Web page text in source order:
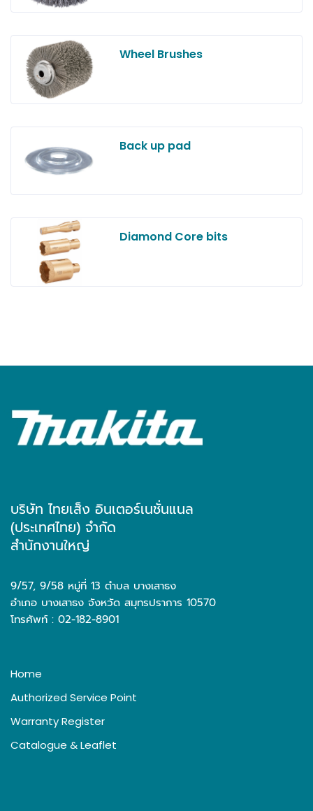
Wheel Brushes
Back up pad
Diamond Core bits
บริษัท ไทยเส็ง อินเตอร์เนชั่นแนล
(ประเทศไทย) จำกัด
สำนักงานใหญ่
9/57, 9/58 หมู่ที่ 13 ตำบล บางเสาธง
อำเภอ บางเสาธง จังหวัด สมุทรปราการ 10570
โทรศัพท์ : 02-182-8901
Home
Authorized Service Point
Warranty Register
Catalogue & Leaflet